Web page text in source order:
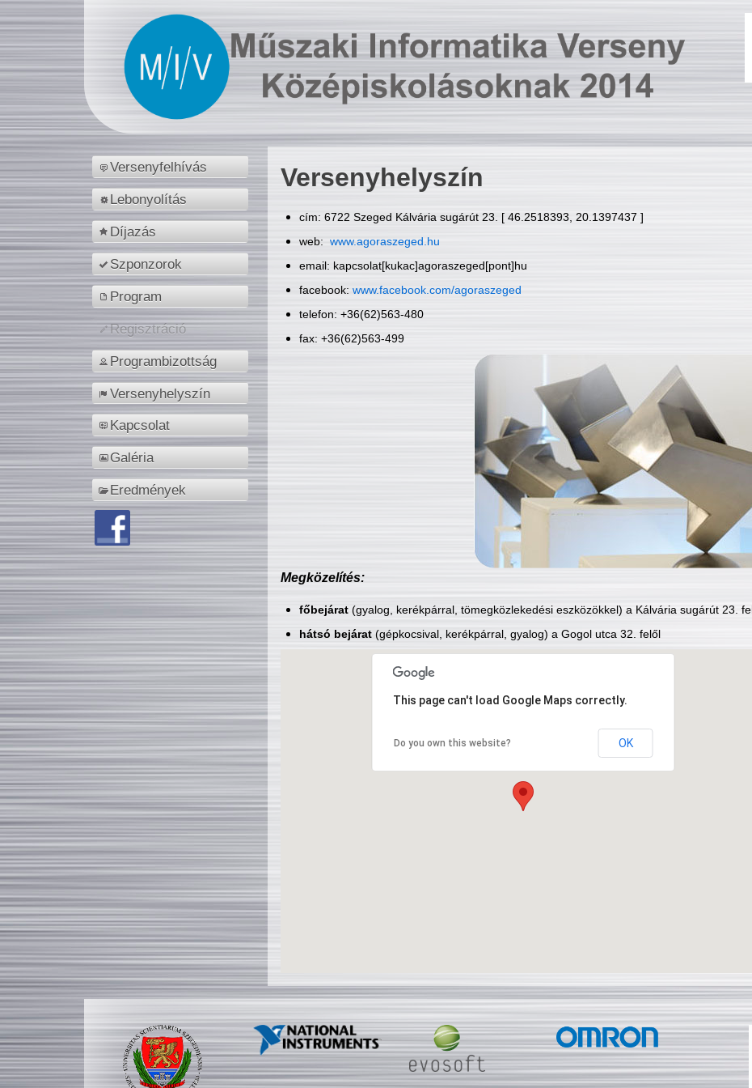
Versenyfelhívás
Lebonyolítás
Díjazás
Szponzorok
Program
Regisztráció
Programbizottság
Versenyhelyszín
Kapcsolat
Galéria
Eredmények
Versenyhelyszín
cím: 6722 Szeged Kálvária sugárút 23. [ 46.2518393, 20.1397437 ]
web: www.agoraszeged.hu
email: kapcsolat[kukac]agoraszeged[pont]hu
facebook: www.facebook.com/agoraszeged
telefon: +36(62)563-480
fax: +36(62)563-499
Megközelítés:
főbejárat(gyalog, kerékpárral, tömegközlekedési eszközökkel) a Kálvária sugárút 23.
hátsó bejárat(gépkocsival, kerékpárral, gyalog) a Gogol utca 32. felől
This page can't load Google Maps correctly.
Do you own this website? OK